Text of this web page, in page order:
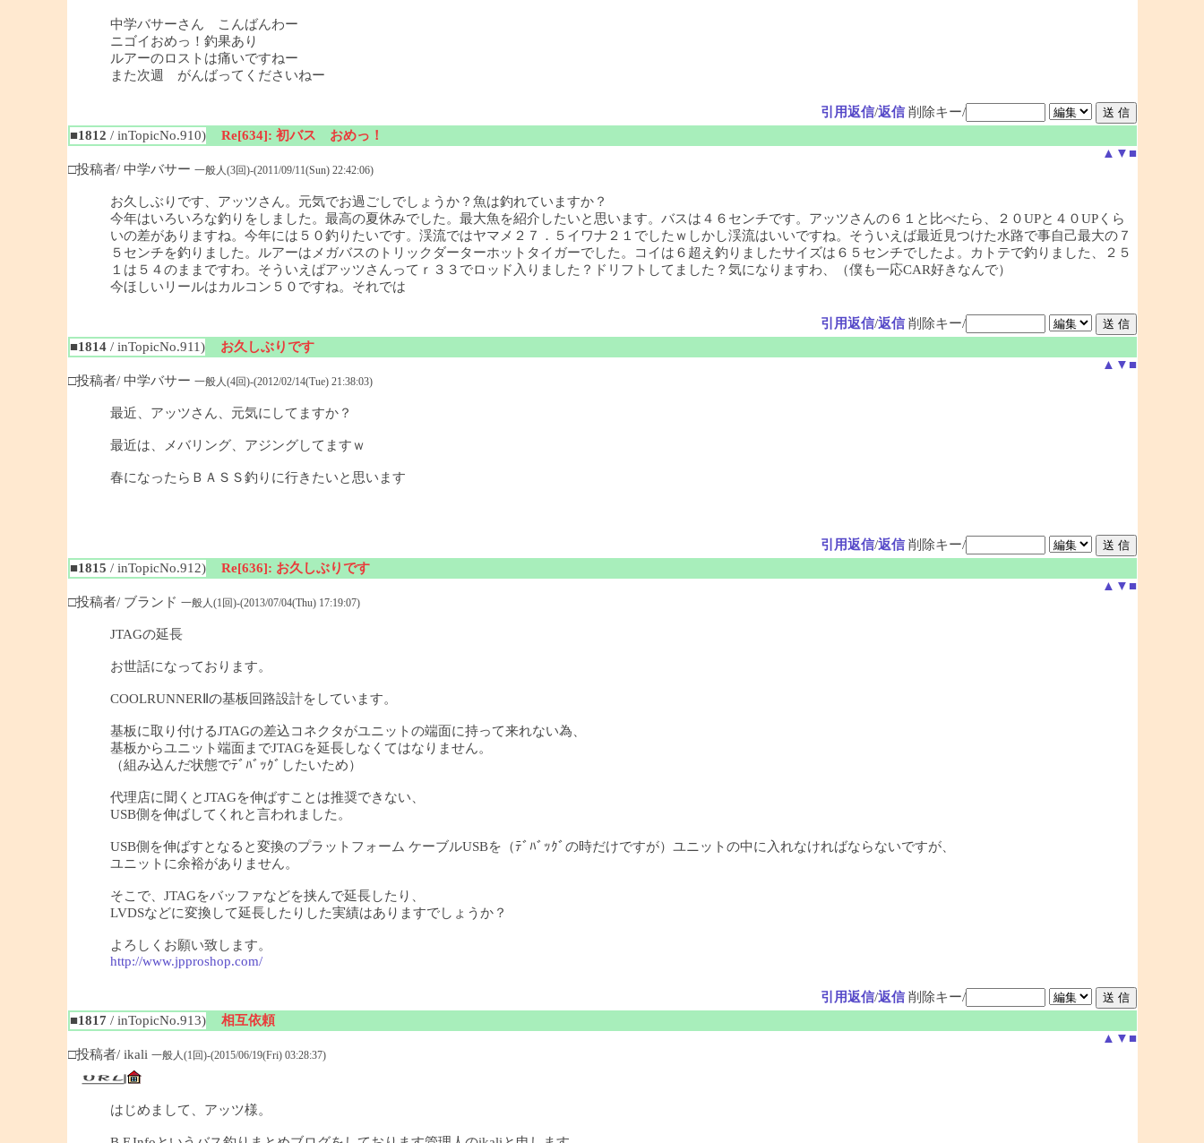
中学バサーさん こんばんわー
ニゴイおめっ！釣果あり
ルアーのロストは痛いですねー
また次週 がんばってくださいねー
引用返信/返信 削除キー/
■1812 / inTopicNo.910)
Re[634]: 初バス おめっ！
▲ ▼ ■
□投稿者/ 中学バサー 一般人(3回)-(2011/09/11(Sun) 22:42:06)
お久しぶりです、アッツさん。元気でお過ごしでしょうか？魚は釣れていますか？
今年はいろいろな釣りをしました。最高の夏休みでした。最大魚を紹介したいと思います。バスは４６センチです。アッツさんの６１と比べたら、２０UPと４０UPくら
いの差がありますね。今年には５０釣りたいです。渓流ではヤマメ２７．５イワナ２１でしたｗしかし渓流はいいですね。そういえば最近見つけた水路で事自己最大の７
５センチを釣りました。ルアーはメガバスのトリックダーターホットタイガーでした。コイは６超え釣りましたサイズは６５センチでしたよ。カトテで釣りました、２５
１は５４のままですわ。そういえばアッツさんってｒ３３でロッド入りました？ドリフトしてました？気になりますわ、（僕も一応CAR好きなんで）
今ほしいリールはカルコン５０ですね。それでは
引用返信/返信 削除キー/
■1814/ inTopicNo.911)
お久しぶりです
▲ ▼ ■
□投稿者/ 中学バサー 一般人(4回)-(2012/02/14(Tue) 21:38:03)
最近、アッツさん、元気にしてますか？
最近は、メバリング、アジングしてますｗ
春になったらＢＡＳＳ釣りに行きたいと思います
引用返信/返信 削除キー/
■1815 / inTopicNo.912)
Re[636]: お久しぶりです
▲ ▼ ■
□投稿者/ ブランド 一般人(1回)-(2013/07/04(Thu) 17:19:07)
JTAGの延長
お世話になっております。
COOLRUNNERⅡの基板回路設計をしています。
基板に取り付けるJTAGの差込コネクタがユニットの端面に持って来れない為、
基板からユニット端面までJTAGを延長しなくてはなりません。
（組み込んだ状態でﾃﾞﾊﾞｯｸﾞしたいため）
代理店に聞くとJTAGを伸ばすことは推奨できない、
USB側を伸ばしてくれと言われました。
USB側を伸ばすとなると変換のプラットフォーム ケーブルUSBを（ﾃﾞﾊﾞｯｸﾞの時だけですが）ユニットの中に入れなければならないですが、
ユニットに余裕がありません。
そこで、JTAGをバッファなどを挟んで延長したり、
LVDSなどに変換して延長したりした実績はありますでしょうか？
よろしくお願い致します。
http://www.jpproshop.com/
引用返信/返信 削除キー/
■1817 / inTopicNo.913)
相互依頼
▲ ▼ ■
□投稿者/ ikali 一般人(1回)-(2015/06/19(Fri) 03:28:37)
はじめまして、アッツ様。